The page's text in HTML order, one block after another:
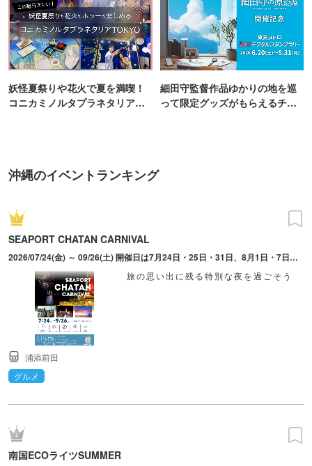
妖怪夏祭りや花火で夏を満喫！
コニカミノルタプラネタリア
細田守監督作品ゆかりの地を巡
って限定グッズがもらえるチャ
沖縄のイベントランキング
SEAPORT CHATAN CARNIVAL
2026/07/24(金) ～ 09/26(土) 開催日は7月24日・25日・31日、8月1日・7日・8日・13日・14日・15日・16日・21日・22日・28日・29日、9月4日・5日・11日・12日・18日・19日・20日・21日・22日・23日・25日・26日。予備日は10月2日・9日・16日・23日・30日。
旅の思い出に残る特別な夜を過ごそう
浦添前田
グルメ
南国ECOライツSUMMER